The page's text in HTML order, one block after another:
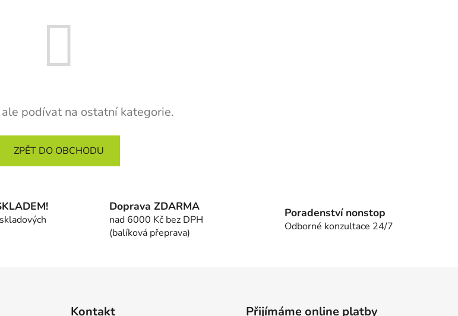
podívat na ostatní kategorie.
ZPĚT DO OBCHODU
Doprava ZDARMA
nad 6000 Kč bez DPH
(balíková přeprava)
Poradenství nonstop
Odborné konzultace 24/7
Kontakt Přijímáme online platby